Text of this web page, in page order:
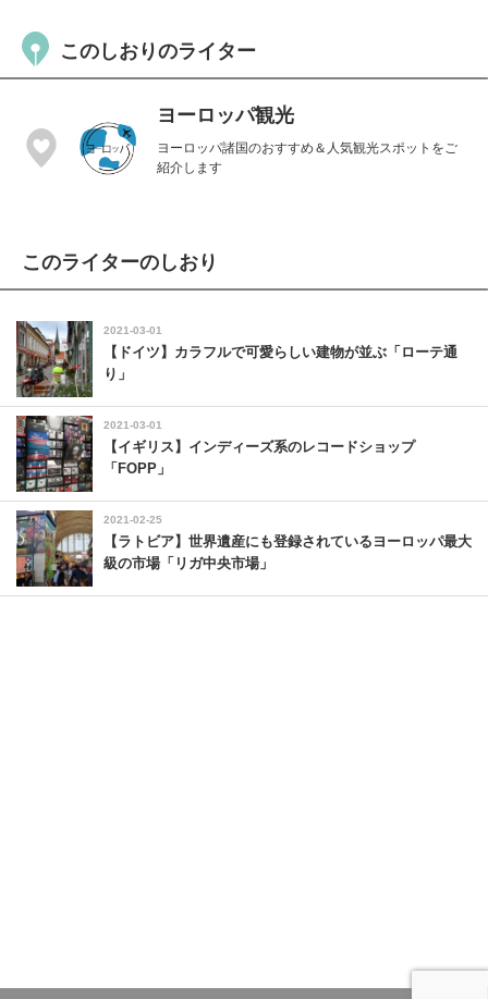
このしおりのライター
ヨーロッパ観光
ヨーロッパ諸国のおすすめ＆人気観光スポットをご
紹介します
このライターのしおり
2021-03-01
【ドイツ】カラフルで可愛らしい建物が並ぶ「ローテ通
り」
2021-03-01
【イギリス】インディーズ系のレコードショップ
「FOPP」
2021-02-25
【ラトビア】世界遺産にも登録されているヨーロッパ最大
級の市場「リガ中央市場」